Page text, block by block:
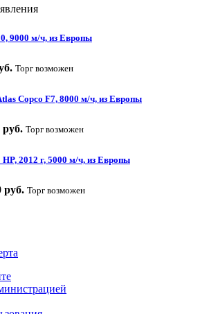
9000 м/ч, из Европы
Торг возможен
Copco F7, 8000 м/ч, из Европы
руб. Торг возможен
2012 г, 5000 м/ч, из Европы
руб. Торг возможен